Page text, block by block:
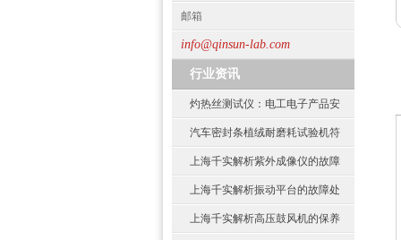
邮箱
info@qinsun-lab.com
行业资讯
灼热丝测试仪：电工电子产品安
汽车密封条植绒耐磨耗试验机符
上海千实解析紫外成像仪的故障
上海千实解析振动平台的故障处
上海千实解析高压鼓风机的保养